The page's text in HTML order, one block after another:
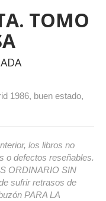
TOMO
1986, buen estado,
los libros no
o defectos reseñables.
ORDINARIO SIN
sufrir retrasos de
PARA LA